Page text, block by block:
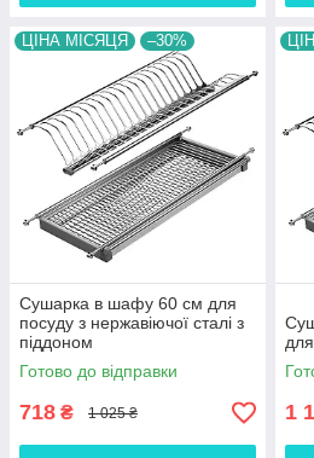
ЦІНА МІСЯЦЯ –30%
Сушарка в шафу 60 см для
посуду з нержавіючої сталі з
піддоном
Готово до відправки
718 ₴ 1 025 ₴ 1